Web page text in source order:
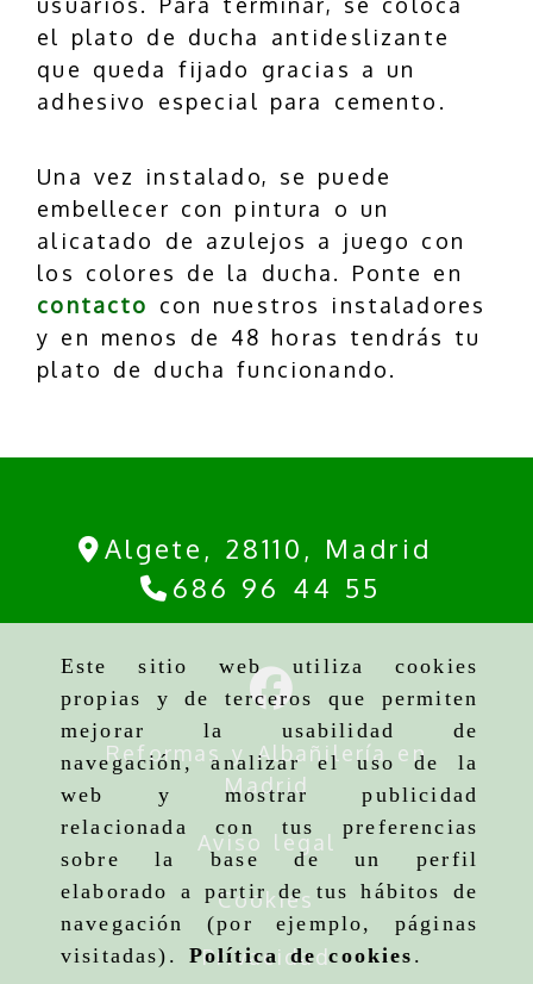
Este sitio web utiliza cookies
propias y de terceros que permiten
mejorar la usabilidad de
navegación, analizar el uso de la
web y mostrar publicidad
relacionada con tus preferencias
sobre la base de un perfil
elaborado a partir de tus hábitos de
navegación (por ejemplo, páginas
visitadas). Política de cookies .
el plato de ducha antideslizante
que queda fijado gracias a un
adhesivo especial para cemento.
Una vez instalado, se puede
embellecer con pintura o un
alicatado de azulejos a juego con
los colores de la ducha. Ponte en
contacto con nuestros instaladores
y en menos de 48 horas tendrás tu
plato de ducha funcionando.
Algete, 28110, Madrid
686 96 44 55
Reformas y Albañilería en
Madrid
Aviso legal
Cookies
Privacidad